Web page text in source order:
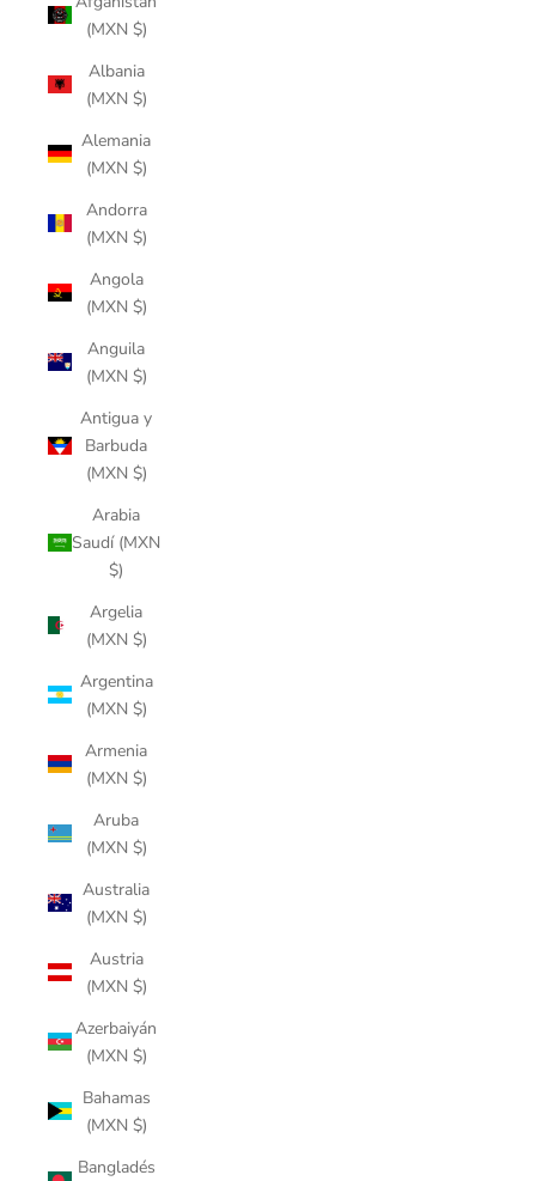
(MXN $)
Albania
(MXN $)
Alemania
(MXN $)
Andorra
(MXN $)
Angola
(MXN $)
Anguila
(MXN $)
Antigua y
Barbuda
(MXN $)
Arabia
Saudí (MXN
$)
Argelia
(MXN $)
Argentina
(MXN $)
Armenia
(MXN $)
Aruba
(MXN $)
Australia
(MXN $)
Austria
(MXN $)
Azerbaiyán
(MXN $)
Bahamas
(MXN $)
Bangladés